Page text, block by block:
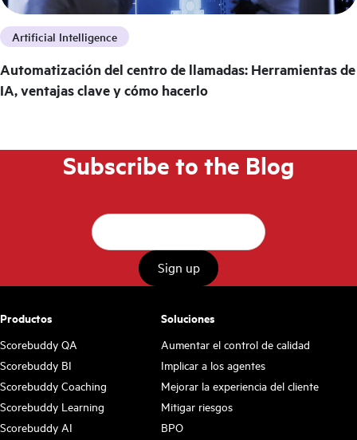
Artificial Intelligence
Automatización del centro de llamadas: Herramientas de
IA, ventajas clave y cómo hacerlo
Subscribe to the Blog
Productos
Scorebuddy QA
Scorebuddy BI
Scorebuddy Coaching
Scorebuddy Learning
Scorebuddy AI
Soluciones
Aumentar el control de calidad
Implicar a los agentes
Mejorar la experiencia del cliente
Mitigar riesgos
BPO